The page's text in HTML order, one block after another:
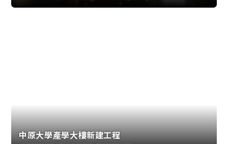
中原大學產學大樓新建工程